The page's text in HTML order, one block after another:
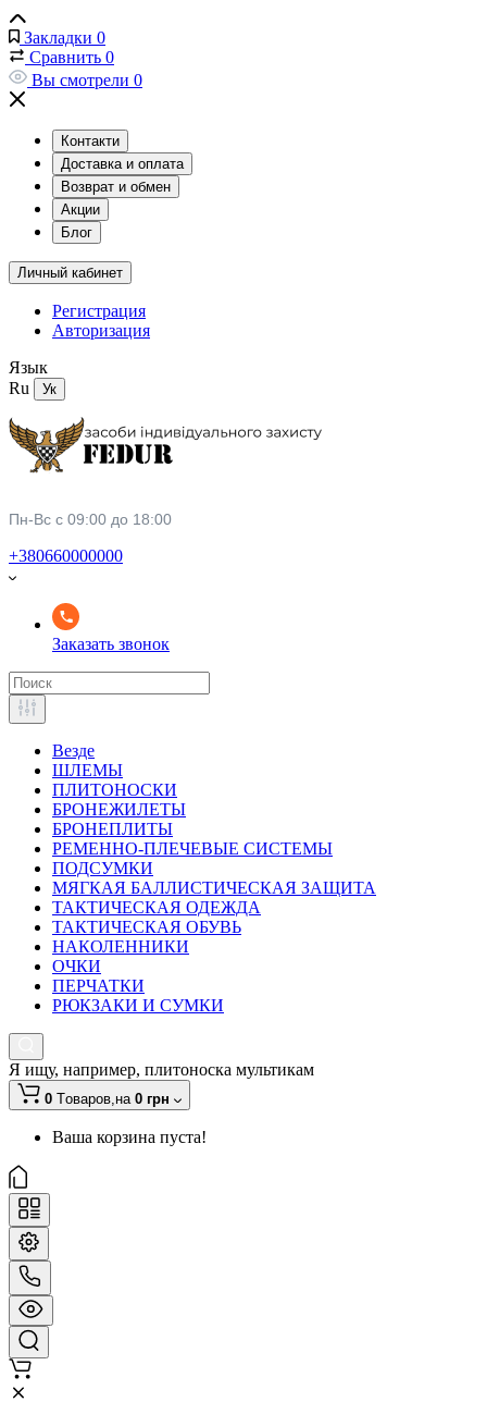
Закладки 0
Сравнить 0
Вы смотрели 0
Контакти
Доставка и оплата
Возврат и обмен
Акции
Блог
Личный кабинет
Регистрация
Авторизация
Язык
Ru
Ук
Пн-Вс с 09:00 до 18:00
+380660000000
Заказать звонок
Везде
ШЛЕМЫ
ПЛИТОНОСКИ
БРОНЕЖИЛЕТЫ
БРОНЕПЛИТЫ
РЕМЕННО-ПЛЕЧЕВЫЕ СИСТЕМЫ
ПОДСУМКИ
МЯГКАЯ БАЛЛИСТИЧЕСКАЯ ЗАЩИТА
ТАКТИЧЕСКАЯ ОДЕЖДА
ТАКТИЧЕСКАЯ ОБУВЬ
НАКОЛЕННИКИ
ОЧКИ
ПЕРЧАТКИ
РЮКЗАКИ И СУМКИ
Я ищу, например, плитоноска мультикам
0 Tоваров,на 0 грн
Ваша корзина пуста!